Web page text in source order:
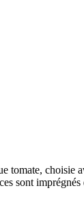
tomate, choisie
sont